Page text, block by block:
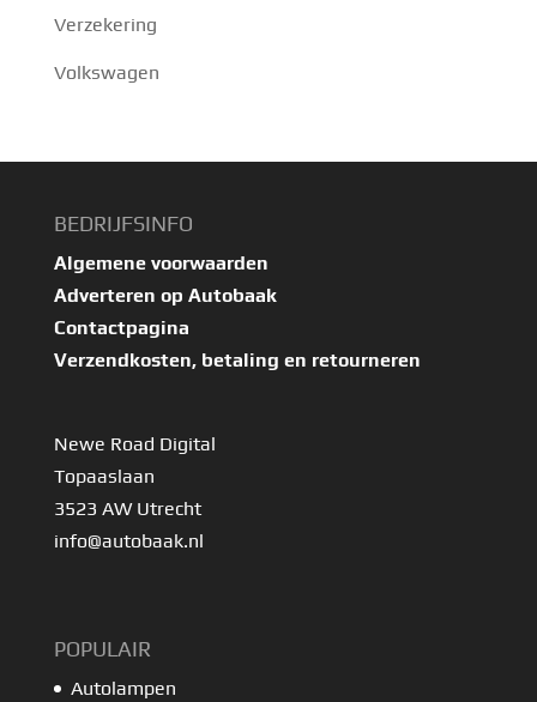
Verzekering
Volkswagen
BEDRIJFSINFO
Algemene voorwaarden
Adverteren op Autobaak
Contactpagina
Verzendkosten, betaling en retourneren
Newe Road Digital
Topaaslaan
3523 AW Utrecht
info@autobaak.nl
POPULAIR
Autolampen